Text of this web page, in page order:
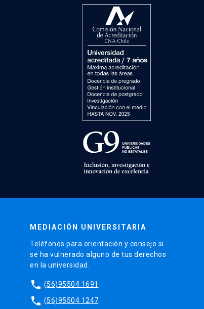
MEDIACIÓN UNIVERSITARIA
Teléfonos para orientación y consejo si
se ha vulnerado alguno de tus derechos
en la universidad.
phone (56)95504 1691
phone (56)95504 1247